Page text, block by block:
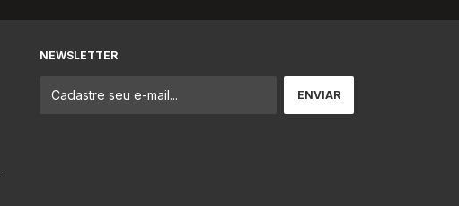
NEWSLETTER